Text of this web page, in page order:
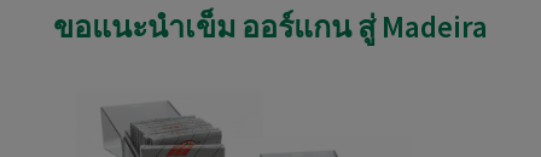
ขอแนะนำเข็ม ออร์แกน สู่ Madeira